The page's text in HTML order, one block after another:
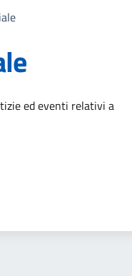
ed eventi relativi a